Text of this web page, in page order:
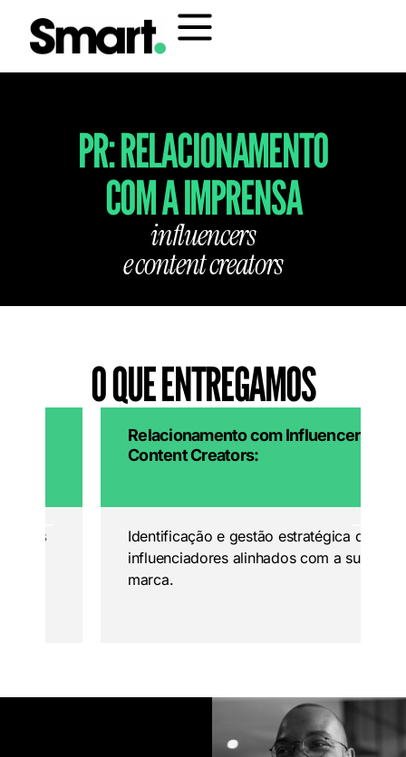
PR: RELACIONAMENTO
COM A IMPRENSA
influencers
e content creators
O QUE ENTREGAMOS
Relacionamento com Influencers &
Content Creators:
Identificação e gestão estratégica de
influenciadores alinhados com a sua